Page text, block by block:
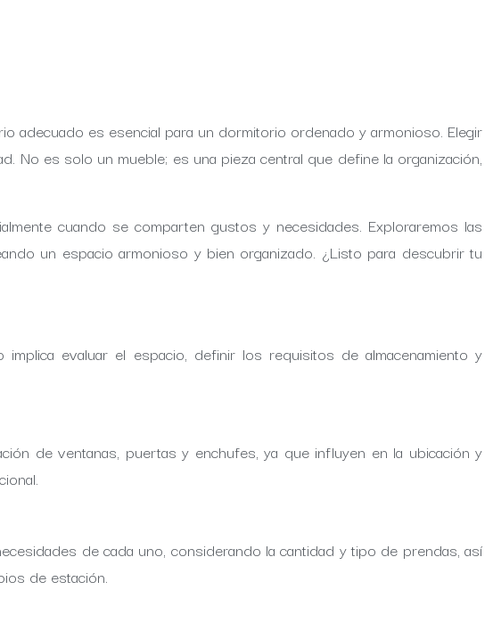
adecuado es esencial para un dormitorio ordenado y armonioso. Elegir
No es solo un mueble; es una pieza central que define la organización,
cuando se comparten gustos y necesidades. Exploraremos las
un espacio armonioso y bien organizado. ¿Listo para descubrir tu
evaluar el espacio, definir los requisitos de almacenamiento y
de ventanas, puertas y enchufes, ya que influyen en la ubicación y
de cada uno, considerando la cantidad y tipo de prendas, así
de estación.